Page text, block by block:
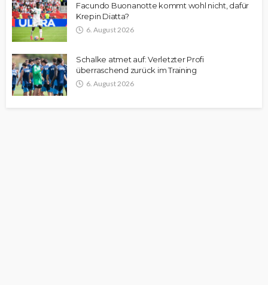
Facundo Buonanotte kommt wohl nicht, dafür
Krepin Diatta?
6. August 2026
Schalke atmet auf: Verletzter Profi
überraschend zurück im Training
6. August 2026